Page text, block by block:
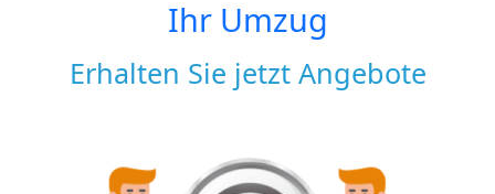
Ihr Umzug
Erhalten Sie jetzt Angebote